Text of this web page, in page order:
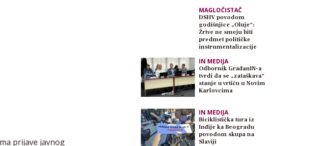
prijave javnog
MAGLOČISTAČ
DSHV povodom
godišnjice „Oluje“:
Žrtve ne smeju biti
predmet političke
instrumentalizacije
IN MEDIJA
Odbornik GrađanIN-a
tvrdi da se „zataškava“
stanje u vrtiću u Novim
Karlovcima
IN MEDIJA
Biciklistička tura iz
Inđije ka Beogradu
povodom skupa na
Slaviji